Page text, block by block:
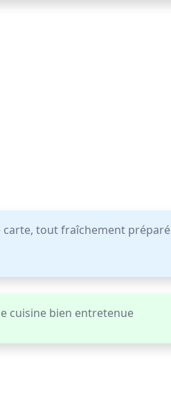
carte, tout fraîchement préparé
cuisine bien entretenue